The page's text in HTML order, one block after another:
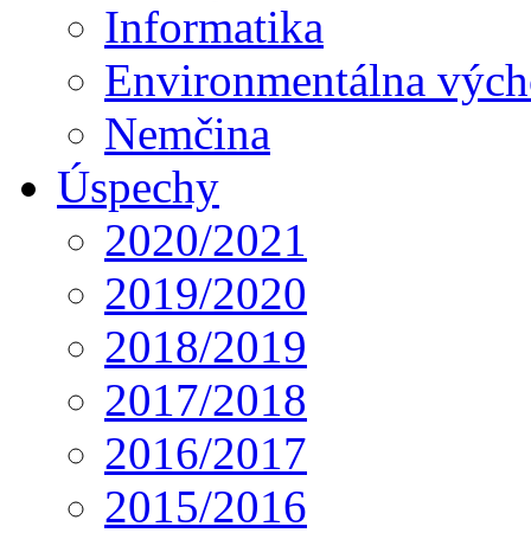
Informatika
Environmentálna
Nemčina
Úspechy
2020/2021
2019/2020
2018/2019
2017/2018
2016/2017
2015/2016